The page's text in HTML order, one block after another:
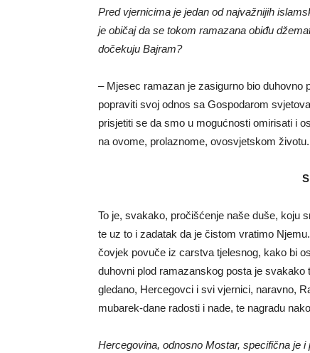
Pred vjernicima je jedan od najvažnijih
je običaj da se tokom ramazana obiđu
dočekuju Bajram?
– Mjesec ramazan je zasigurno bio duhovno
popraviti svoj odnos sa Gospodarom
prisjetiti se da smo u mogućnosti omirisati i
na ovome, prolaznome, ovosvjetskom životu.
To je, svakako, pročišćenje naše duše, koju
te uz to i zadatak da je čistom vratimo
čovjek povuče iz carstva tjelesnog, kako bi
duhovni plod ramazanskog posta je
gledano, Hercegovci i svi vjernici, naravno,
mubarek-dane radosti i nade, te nagradu
Hercegovina, odnosno Mostar, specifična je